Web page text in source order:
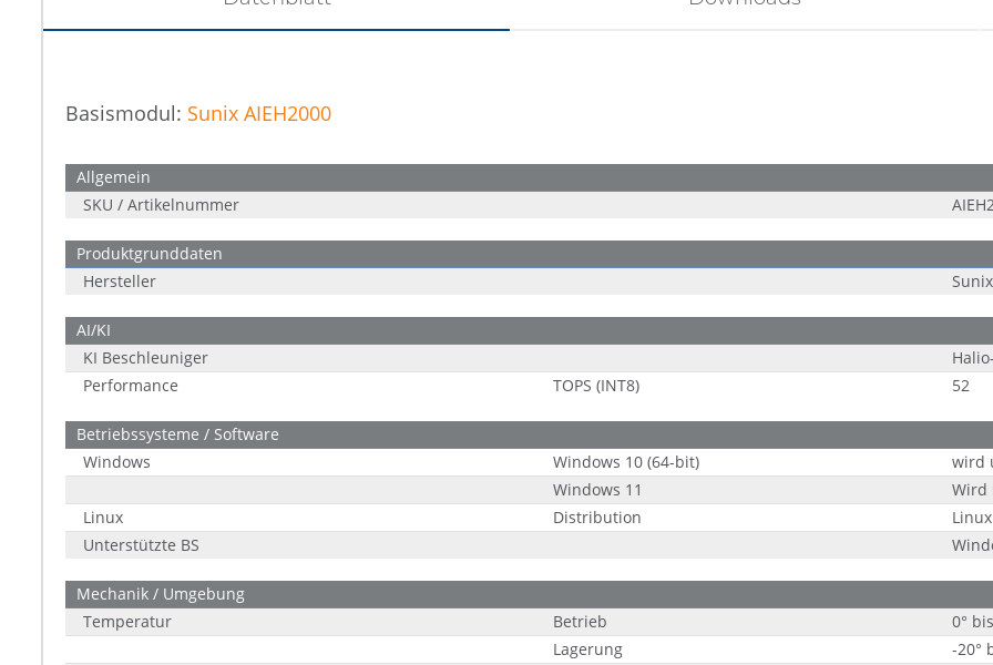
Basismodul: Sunix AIEH2000
Allgemein
SKU / Artikelnummer
Produktgrunddaten
Hersteller
Sunix
AI/KI
KI Beschleuniger
Performance
TOPS (INT8) 52
Betriebssysteme / Software
Windows
Windows 10 (64-bit)
wird
Windows 11
Wird
Linux
Distribution
Linux
Unterstützte BS
Mechanik / Umgebung
Temperatur
Betrieb
0°
Lagerung
-20°